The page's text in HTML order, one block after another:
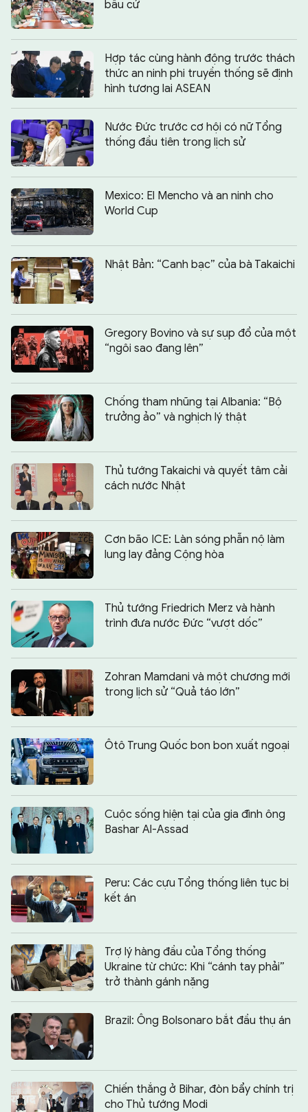
bầu cử
Hợp tác cùng hành động trước thách
thức an ninh phi truyền thống sẽ định
hình tương lai ASEAN
Nước Đức trước cơ hội có nữ Tổng
thống đầu tiên trong lịch sử
Mexico: El Mencho và an ninh cho
World Cup
Nhật Bản: “Canh bạc” của bà Takaichi
Gregory Bovino và sự sụp đổ của một
“ngôi sao đang lên”
Chống tham nhũng tại Albania: “Bộ
trưởng ảo” và nghịch lý thật
Thủ tướng Takaichi và quyết tâm cải
cách nước Nhật
Cơn bão ICE: Làn sóng phẫn nộ làm
lung lay đảng Cộng hòa
Thủ tướng Friedrich Merz và hành
trình đưa nước Đức “vượt dốc”
Zohran Mamdani và một chương mới
trong lịch sử “Quả táo lớn”
Ôtô Trung Quốc bon bon xuất ngoại
Cuộc sống hiện tại của gia đình ông
Bashar Al-Assad
Peru: Các cựu Tổng thống liên tục bị
kết án
Trợ lý hàng đầu của Tổng thống
Ukraine từ chức: Khi “cánh tay phải”
trở thành gánh nặng
Brazil: Ông Bolsonaro bắt đầu thụ án
Chiến thắng ở Bihar, đòn bẩy chính trị
cho Thủ tướng Modi